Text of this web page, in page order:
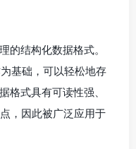
的结构化数据格式。
基础，可以轻松地存
格式具有可读性强、
，因此被广泛应用于